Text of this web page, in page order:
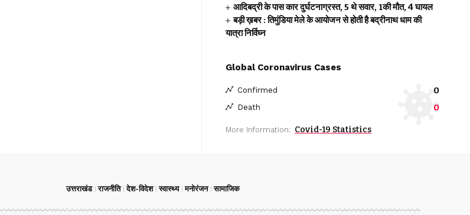
आदिबद्री के पास कार दुर्घटनाग्रस्त, 5 थे सवार, 1की मौत, 4 घायल
बड़ी ख़बर : तिमुंडिया मेले के आयोजन से होती है बद्रीनाथ धाम की
यात्रा निर्विघ्न
Global Coronavirus Cases
Confirmed 0
Death 0
More Information: Covid-19 Statistics
उत्तराखंड राजनीति देश-विदेश स्वास्थ्य मनोरंजन सामाजिक